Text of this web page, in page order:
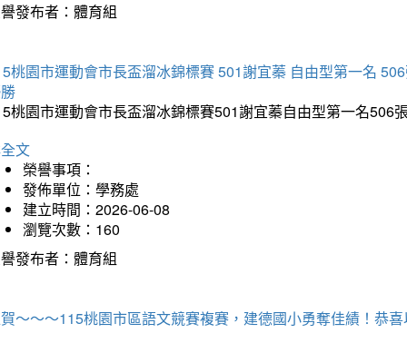
發布者：體育組
桃園市運動會市長盃溜冰錦標賽 501謝宜蓁 自由型第一名
桃園市運動會市長盃溜冰錦標賽501謝宜蓁自由型第一名
文
榮譽事項：
發佈單位：學務處
建立時間：2026-06-08
瀏覽次數：160
發布者：體育組
～～～115桃園市區語文競賽複賽，建德國小勇奪佳績！恭